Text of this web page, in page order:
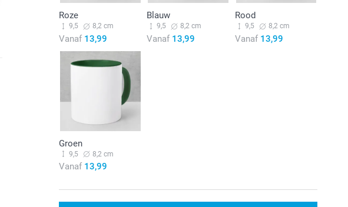
Roze
9,5 8,2 cm
Vanaf 13,99
Blauw
9,5 8,2 cm
Vanaf 13,99
Rood
9,5 8,2 cm
Vanaf13,99
Groen
9,5 8,2 cm
Vanaf 13,99